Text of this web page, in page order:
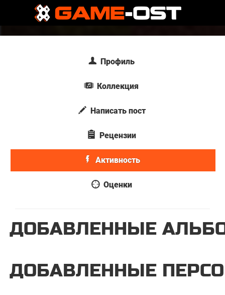
Профиль
Коллекция
Написать пост
Рецензии
Активность
Оценки
ДОБАВЛЕННЫЕ
ДОБАВЛЕННЫЕ